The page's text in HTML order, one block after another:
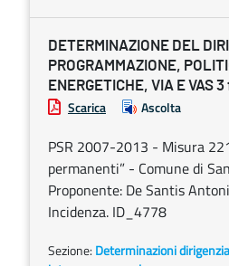
DETERMINAZIONE DEL
PROGRAMMAZIONE,
ENERGETICHE, VIA E VAS
Scarica Ascolta
PSR 2007-2013 - Misura
permanenti” - Comune di
Proponente: De Santis
Incidenza. ID_4778
Sezione: Determinazioni